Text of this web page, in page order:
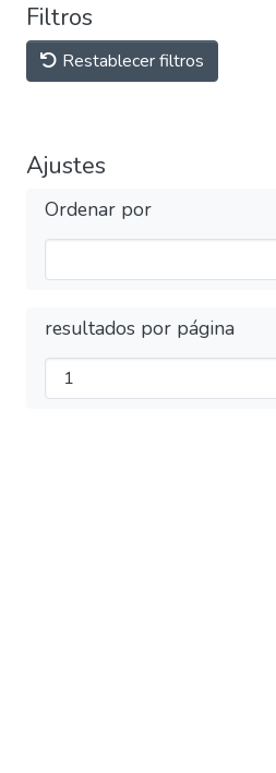
Filtros
Restablecer filtros
Ajustes
Ordenar por
resultados por página